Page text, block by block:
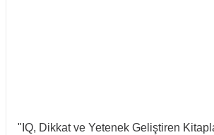
"IQ, Dikkat ve Yetenek Geliştiren